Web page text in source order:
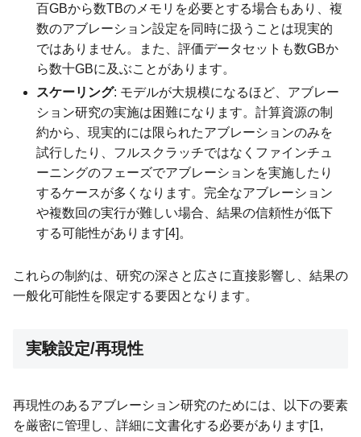
百GBから数TBのメモリを必要とする場合もあり、複
数のアブレーション設定を同時に扱うことは現実的
ではありません。また、評価データセットも数GBか
ら数十GBに及ぶことがあります。
スケーリング: モデルが大規模になるほど、アブレー
ション研究の実施は困難になります。計算資源の制
約から、現実的には限られたアブレーションのみを
試行したり、フルスクラッチではなくファインチュ
ーニングのフェーズでアブレーションを実施したり
するケースが多くなります。完全なアブレーション
や複数回の実行が難しい場合、結果の信頼性が低下
する可能性があります[4]。
これらの制約は、研究の深さと広さに直接影響し、結果の
一般化可能性を限定する要因となります。
実験設定/再現性
再現性のあるアブレーション研究のためには、以下の要素
を厳密に管理し、詳細に文書化する必要があります[1,